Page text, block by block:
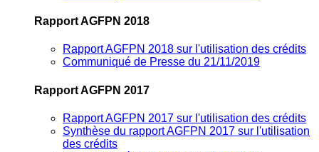
Rapport AGFPN 2018
Rapport AGFPN 2018 sur l'utilisation des crédits
Communiqué de Presse du 21/11/2019
Rapport AGFPN 2017
Rapport AGFPN 2017 sur l'utilisation des crédits
Synthèse du rapport AGFPN 2017 sur l'utilisation
des crédits